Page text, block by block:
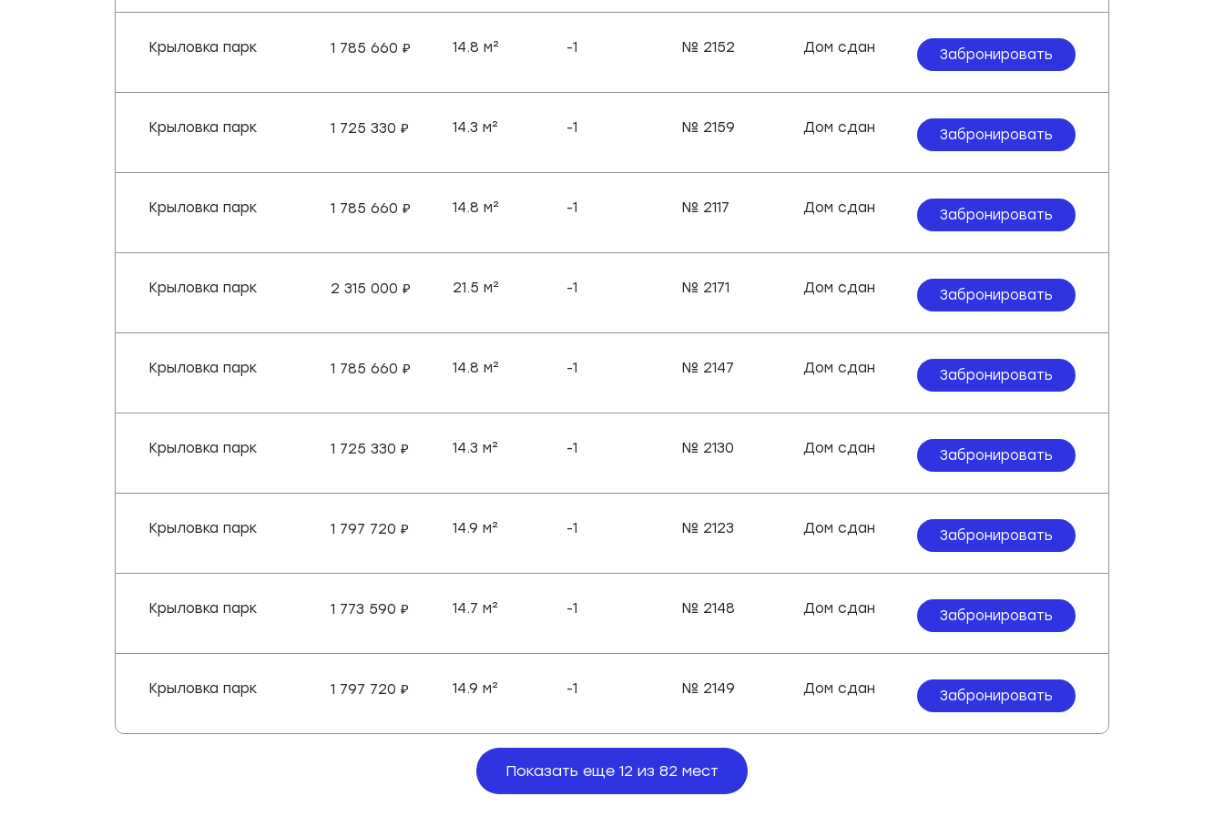
Крыловка парк 1 785 660₽ 14.8м² -1 № 2152 Дом сдан Забронировать
Крыловка парк 1 725 330₽ 14.3м² -1 № 2159 Дом сдан Забронировать
Крыловка парк 1 785 660₽ 14.8м² -1 № 2117 Дом сдан Забронировать
Крыловка парк 2 315 000₽ 21.5м² -1 № 2171 Дом сдан Забронировать
Крыловка парк 1 785 660₽ 14.8м² -1 № 2147 Дом сдан Забронировать
Крыловка парк 1 725 330₽ 14.3м² -1 № 2130 Дом сдан Забронировать
Крыловка парк 1 797 720₽ 14.9м² -1 № 2123 Дом сдан Забронировать
Крыловка парк 1 773 590₽ 14.7м² -1 № 2148 Дом сдан Забронировать
Крыловка парк 1 797 720₽ 14.9м² -1 № 2149 Дом сдан Забронировать
Показать еще 12 из 82 мест